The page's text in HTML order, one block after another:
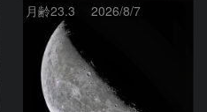
月齢23.3 2026/8/7